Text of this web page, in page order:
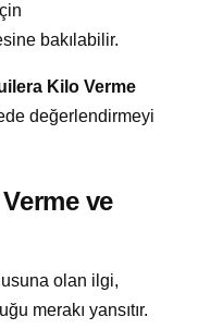
bakılabilir.
Kilo Verme
değerlendirmeyi
ve
olan ilgi,
merakı yansıtır.